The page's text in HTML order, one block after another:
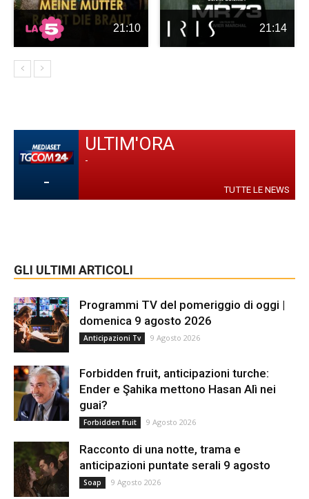
21:10 21:14
-
ULTIM'ORA
-
TUTTE LE NEWS
GLI ULTIMI ARTICOLI
Programmi TV del pomeriggio di oggi |
domenica 9 agosto 2026
Anticipazioni Tv 9 Agosto 2026
Forbidden fruit, anticipazioni turche:
Ender e Şahika mettono Hasan Alì nei
guai?
Forbidden fruit 9 Agosto 2026
Racconto di una notte, trama e
anticipazioni puntate serali 9 agosto
Soap 9 Agosto 2026